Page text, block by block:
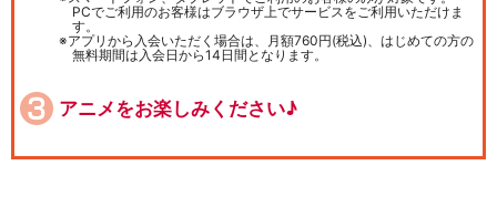
PCでご利用のお客様はブラウザ上でサービスをご利用いただけま
す。
アプリから入会いただく場合は、月額760円(税込)、はじめての方の
無料期間は入会日から14日間となります。
アニメをお楽しみください♪